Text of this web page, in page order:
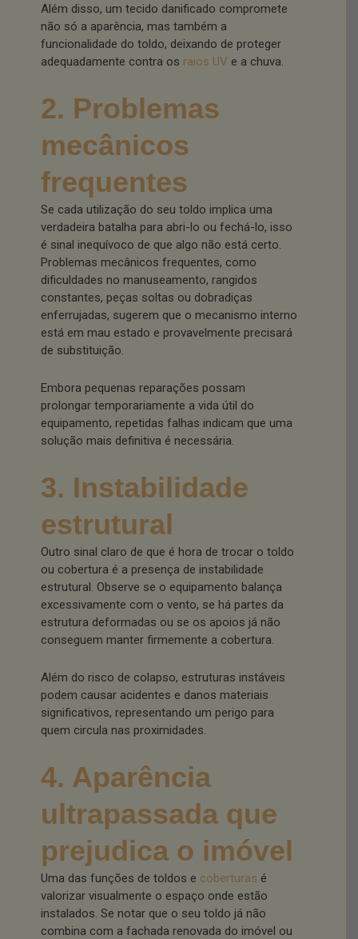
Além disso, um tecido danificado compromete
não só a aparência, mas também a
funcionalidade do toldo, deixando de proteger
adequadamente contra os raios UV e a chuva.
2. Problemas
mecânicos
frequentes
Se cada utilização do seu toldo implica uma
verdadeira batalha para abri-lo ou fechá-lo, isso
é sinal inequívoco de que algo não está certo.
Problemas mecânicos frequentes, como
dificuldades no manuseamento, rangidos
constantes, peças soltas ou dobradiças
enferrujadas, sugerem que o mecanismo interno
está em mau estado e provavelmente precisará
de substituição.
Embora pequenas reparações possam
prolongar temporariamente a vida útil do
equipamento, repetidas falhas indicam que uma
solução mais definitiva é necessária.
3. Instabilidade
estrutural
Outro sinal claro de que é hora de trocar o toldo
ou cobertura é a presença de instabilidade
estrutural. Observe se o equipamento balança
excessivamente com o vento, se há partes da
estrutura deformadas ou se os apoios já não
conseguem manter firmemente a cobertura.
Além do risco de colapso, estruturas instáveis
podem causar acidentes e danos materiais
significativos, representando um perigo para
quem circula nas proximidades.
4. Aparência
ultrapassada que
prejudica o imóvel
Uma das funções de toldos e coberturas é
valorizar visualmente o espaço onde estão
instalados. Se notar que o seu toldo já não
combina com a fachada renovada do imóvel ou